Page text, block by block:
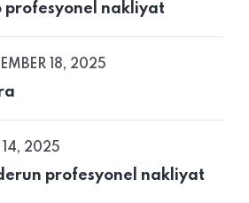
profesyonel nakliyat
18, 2025
14, 2025
profesyonel nakliyat